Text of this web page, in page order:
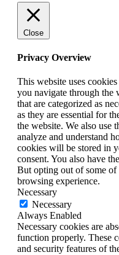
Close
Privacy Overview
This website uses
you navigate through the
that are categorized as
as they are essential for
the website. We also use
analyze and understand
cookies will be stored in
consent. You also have
But opting out of some of
browsing experience.
Necessary
Necessary
Always Enabled
Necessary cookies are
function properly. These
and security features of